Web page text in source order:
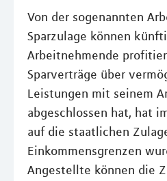
Von der sogenannten
Sparzulage können
Arbeitnehmende
Sparverträge über
Leistungen mit seinem
abgeschlossen hat, hat
auf die staatlichen
Einkommensgrenzen
Angestellte können die